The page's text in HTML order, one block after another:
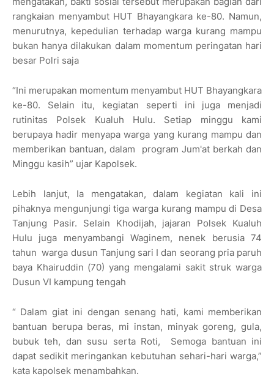
rangkaian menyambut HUT Bhayangkara ke-80. Namun,
menurutnya, kepedulian terhadap warga kurang mampu
bukan hanya dilakukan dalam momentum peringatan hari
besar Polri saja
“Ini merupakan momentum menyambut HUT Bhayangkara
ke-80. Selain itu, kegiatan seperti ini juga menjadi
rutinitas Polsek Kualuh Hulu. Setiap minggu kami
berupaya hadir menyapa warga yang kurang mampu dan
memberikan bantuan, dalam program Jum'at berkah dan
Minggu kasih” ujar Kapolsek.
Lebih lanjut, Ia mengatakan, dalam kegiatan kali ini
pihaknya mengunjungi tiga warga kurang mampu di Desa
Tanjung Pasir. Selain Khodijah, jajaran Polsek Kualuh
Hulu juga menyambangi Waginem, nenek berusia 74
tahun warga dusun Tanjung sari I dan seorang pria paruh
baya Khairuddin (70) yang mengalami sakit struk warga
Dusun VI kampung tengah
“ Dalam giat ini dengan senang hati, kami memberikan
bantuan berupa beras, mi instan, minyak goreng, gula,
bubuk teh, dan susu serta Roti, Semoga bantuan ini
dapat sedikit meringankan kebutuhan sehari-hari warga,”
kata kapolsek menambahkan.